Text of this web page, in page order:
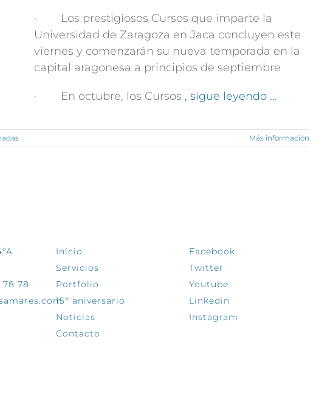
· Los prestigiosos Cursos que imparte la
Universidad de Zaragoza en Jaca concluyen este
viernes y comenzarán su nueva temporada en la
capital aragonesa a principios de septiembre
· En octubre, los Cursos , sigue leyendo …
Más información
78 78
Inicio
Servicios
Portfolio
15º aniversario
Noticias
Contacto
Facebook
Twitter
Youtube
Linkedin
Instagram